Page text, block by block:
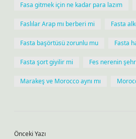
Fasa gitmek için ne kadar para lazım
Faslılar Arap mı berberi mi Fasta
Fasta başörtüsü zorunlu mu Fasta
Fasta şort giyilir mi Fes nerenin
Marakeş ve Morocco aynı mı
Önceki Yazı